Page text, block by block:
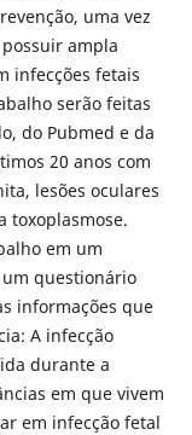
uma vez
ampla
infecções fetais
serão feitas
do Pubmed e da
20 anos com
lesões oculares
toxoplasmose.
em um
questionário
informações que
A infecção
durante a
em que vivem
em infecção fetal